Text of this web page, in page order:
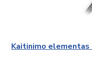
Kaitinimo elementas